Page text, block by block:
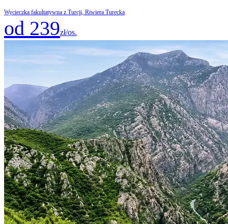
Wycieczka fakultatywna z Turcji, Riwiera Turecka
od 239zł/os.